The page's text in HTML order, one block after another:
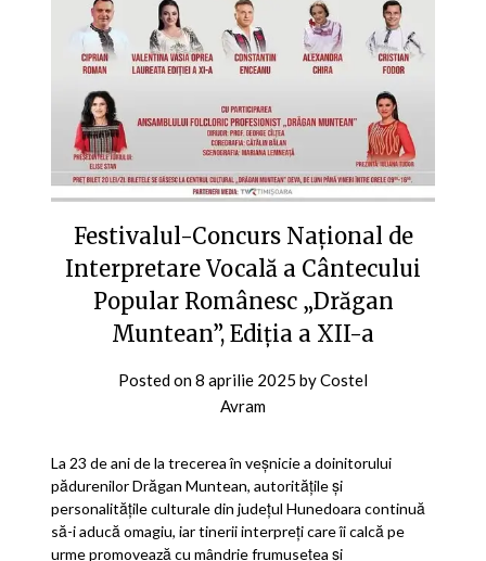
Festivalul-Concurs Național de
Interpretare Vocală a Cântecului
Popular Românesc „Drăgan
Muntean”, Ediția a XII-a
Posted on8 aprilie 2025 byCostel
Avram
La 23 de ani de la trecerea în veșnicie a doinitorului
pădurenilor Drăgan Muntean, autoritățile și
personalitățile culturale din județul Hunedoara continuă
să-i aducă omagiu, iar tinerii interpreți care îi calcă pe
urme promovează cu mândrie frumusețea și